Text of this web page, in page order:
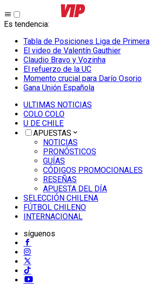
Es tendencia:
Tabla de Posiciones Liga de Primera
El video de Valentín Gauthier
Claudio Bravo y Vozinha
El refuerzo de la UC
Momento crucial para Darío Osorio
Gana Unión Española
ULTIMAS NOTICIAS
COLO COLO
U DE CHILE
APUESTAS
NOTICIAS
PRONÓSTICOS
GUÍAS
CÓDIGOS PROMOCIONALES
RESEÑAS
APUESTA DEL DÍA
SELECCIÓN CHILENA
FÚTBOL CHILENO
INTERNACIONAL
síguenos